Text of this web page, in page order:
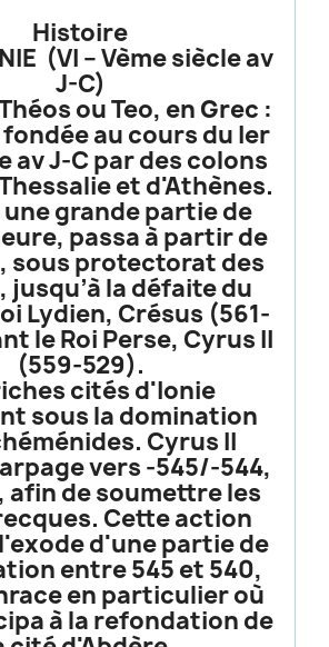
Histoire
(VI – Vème siècle av
J-C)
ou Teo, en Grec :
au cours du Ier
av J‑C par des colons
et d'Athènes.
une grande partie de
passa à partir de
sous protectorat des
jusqu’à la défaite du
Lydien, Crésus (561-
le Roi Perse, Cyrus II
(559-529).
cités d'Ionie
sous la domination
Cyrus II
vers -545/-544,
afin de soumettre les
Cette action
d'une partie de
entre 545 et 540,
en particulier où
à la refondation de